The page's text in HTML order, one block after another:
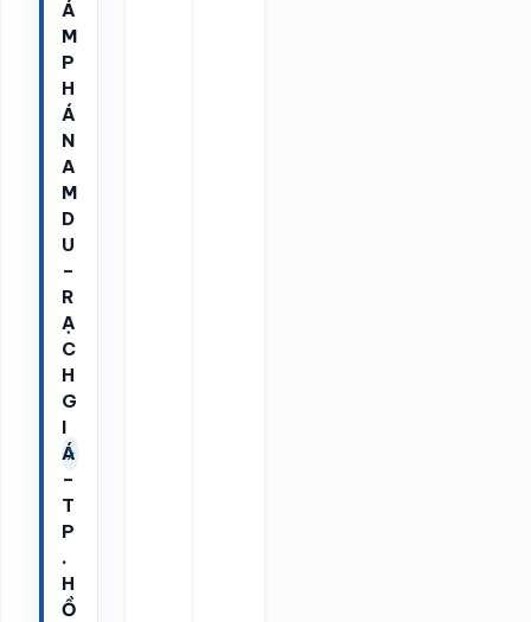
Á
M
P
H
Á
N
A
M
D
U
–
R
Ạ
C
H
G
I
Á
–
T
P
.
H
Ồ